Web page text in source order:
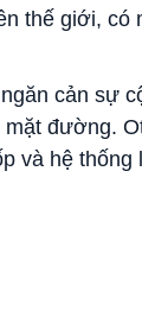
thế giới, có
cản sự
đường.
và hệ